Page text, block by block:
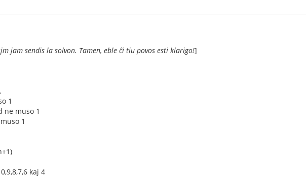
jam sendis la solvon. Tamen, eble ĉi tiu povos esti klarigo!]
1
ne muso 1
1
kaj 4